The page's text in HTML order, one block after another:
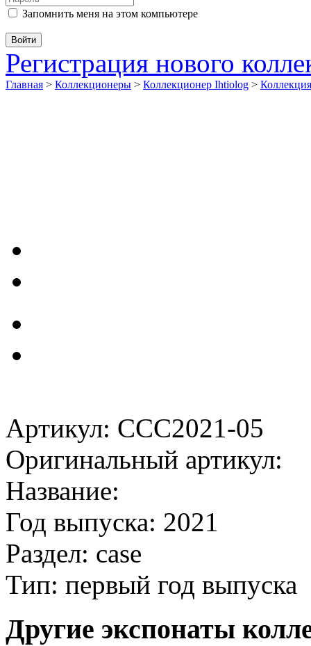
Запомнить меня на этом компьютере
Регистрация нового
Главная > Коллекционеры > Коллекционер Ihtiolog >
Артикул: CCC2021-05
Оригинальный артикул:
Название:
Год выпуска: 2021
Раздел: case
Тип: первый год выпуска
Другие экспонаты